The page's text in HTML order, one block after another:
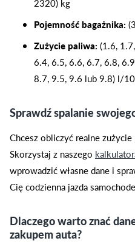
2320) kg
Pojemność bagażnika:
Zużycie paliwa: (1.6,
6.4, 6.5, 6.6, 6.7, 6.8,
8.7, 9.5, 9.6 lub 9.8) l/
Sprawdź spalanie
Chcesz obliczyć realne
Skorzystaj z naszego
wprowadzić własne dane i
Cię codzienna jazda
Dlaczego warto znać
zakupem auta?